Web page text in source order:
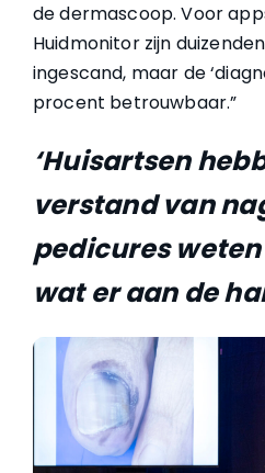
de dermascoop. Voor
Huidmonitor zijn
ingescand, maar de
procent betrouwbaar.”
‘Huisartsen
verstand van
pedicures
wat er aan de